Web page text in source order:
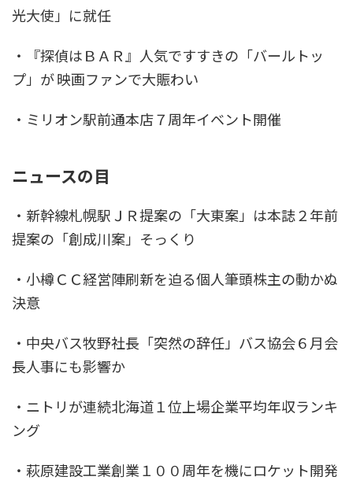
光大使」に就任
・『探偵はＢＡＲ』人気ですすきの「バールトッ
プ」が 映画ファンで大賑わい
・ミリオン駅前通本店７周年イベント開催
ニュースの目
・新幹線札幌駅ＪＲ提案の「大東案」は本誌２年前
提案の「創成川案」そっくり
・小樽ＣＣ経営陣刷新を迫る個人筆頭株主の動かぬ
決意
・中央バス牧野社長「突然の辞任」バス協会６月会
長人事にも影響か
・ニトリが連続北海道１位上場企業平均年収ランキ
ング
・萩原建設工業創業１００周年を機にロケット開発